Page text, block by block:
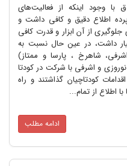
وجود اینکه از فعالیت‌های
اطلاع ‌دقیق و کافی داشت و
جلوگیری از آن ابزار و قدرت کافی
داشت، در عین حال نسبت به
شاهرخ ، پارسا و ممتاز)
و اشرفی با شرکت در کودتا
کودتاچیان گذاشتند و راه
از تمام...
ادامه مطلب